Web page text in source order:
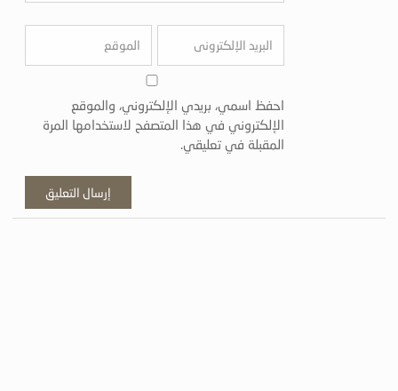
احفظ اسمي، بريدي الإلكتروني، والموقع
الإلكتروني في هذا المتصفح لاستخدامها المرة
المقبلة في تعليقي.